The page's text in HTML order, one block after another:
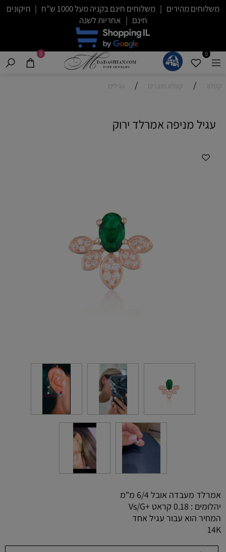
משלוחים מהירים | משלוחים חינם בקניה מעל 1000 ש"ח | תיקונים
חינם | אחריות לשנה
0
0
קטלוג / קטלוג מוצרים / עגילים
עגיל מניפה אמרלד ירוק
אמרלד מעבדה אובל 6/4 מ"מ
יהלומים : 0.18 קראט +Vs/G
המחיר הוא עבור עגיל אחד
14K